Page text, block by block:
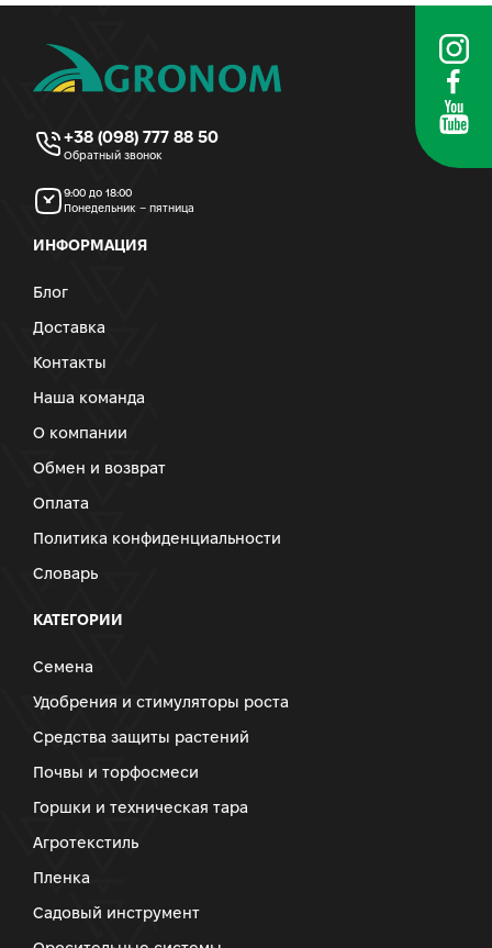
+38 (098) 777 88 50
Обратный звонок
9:00 до 18:00
Понедельник – пятница
ИНФОРМАЦИЯ
Блог
Доставка
Контакты
Наша команда
О компании
Обмен и возврат
Оплата
Политика конфиденциальности
Словарь
КАТЕГОРИИ
Семена
Удобрения и стимуляторы роста
Средства защиты растений
Почвы и торфосмеси
Горшки и техническая тара
Агротекстиль
Пленка
Садовый инструмент